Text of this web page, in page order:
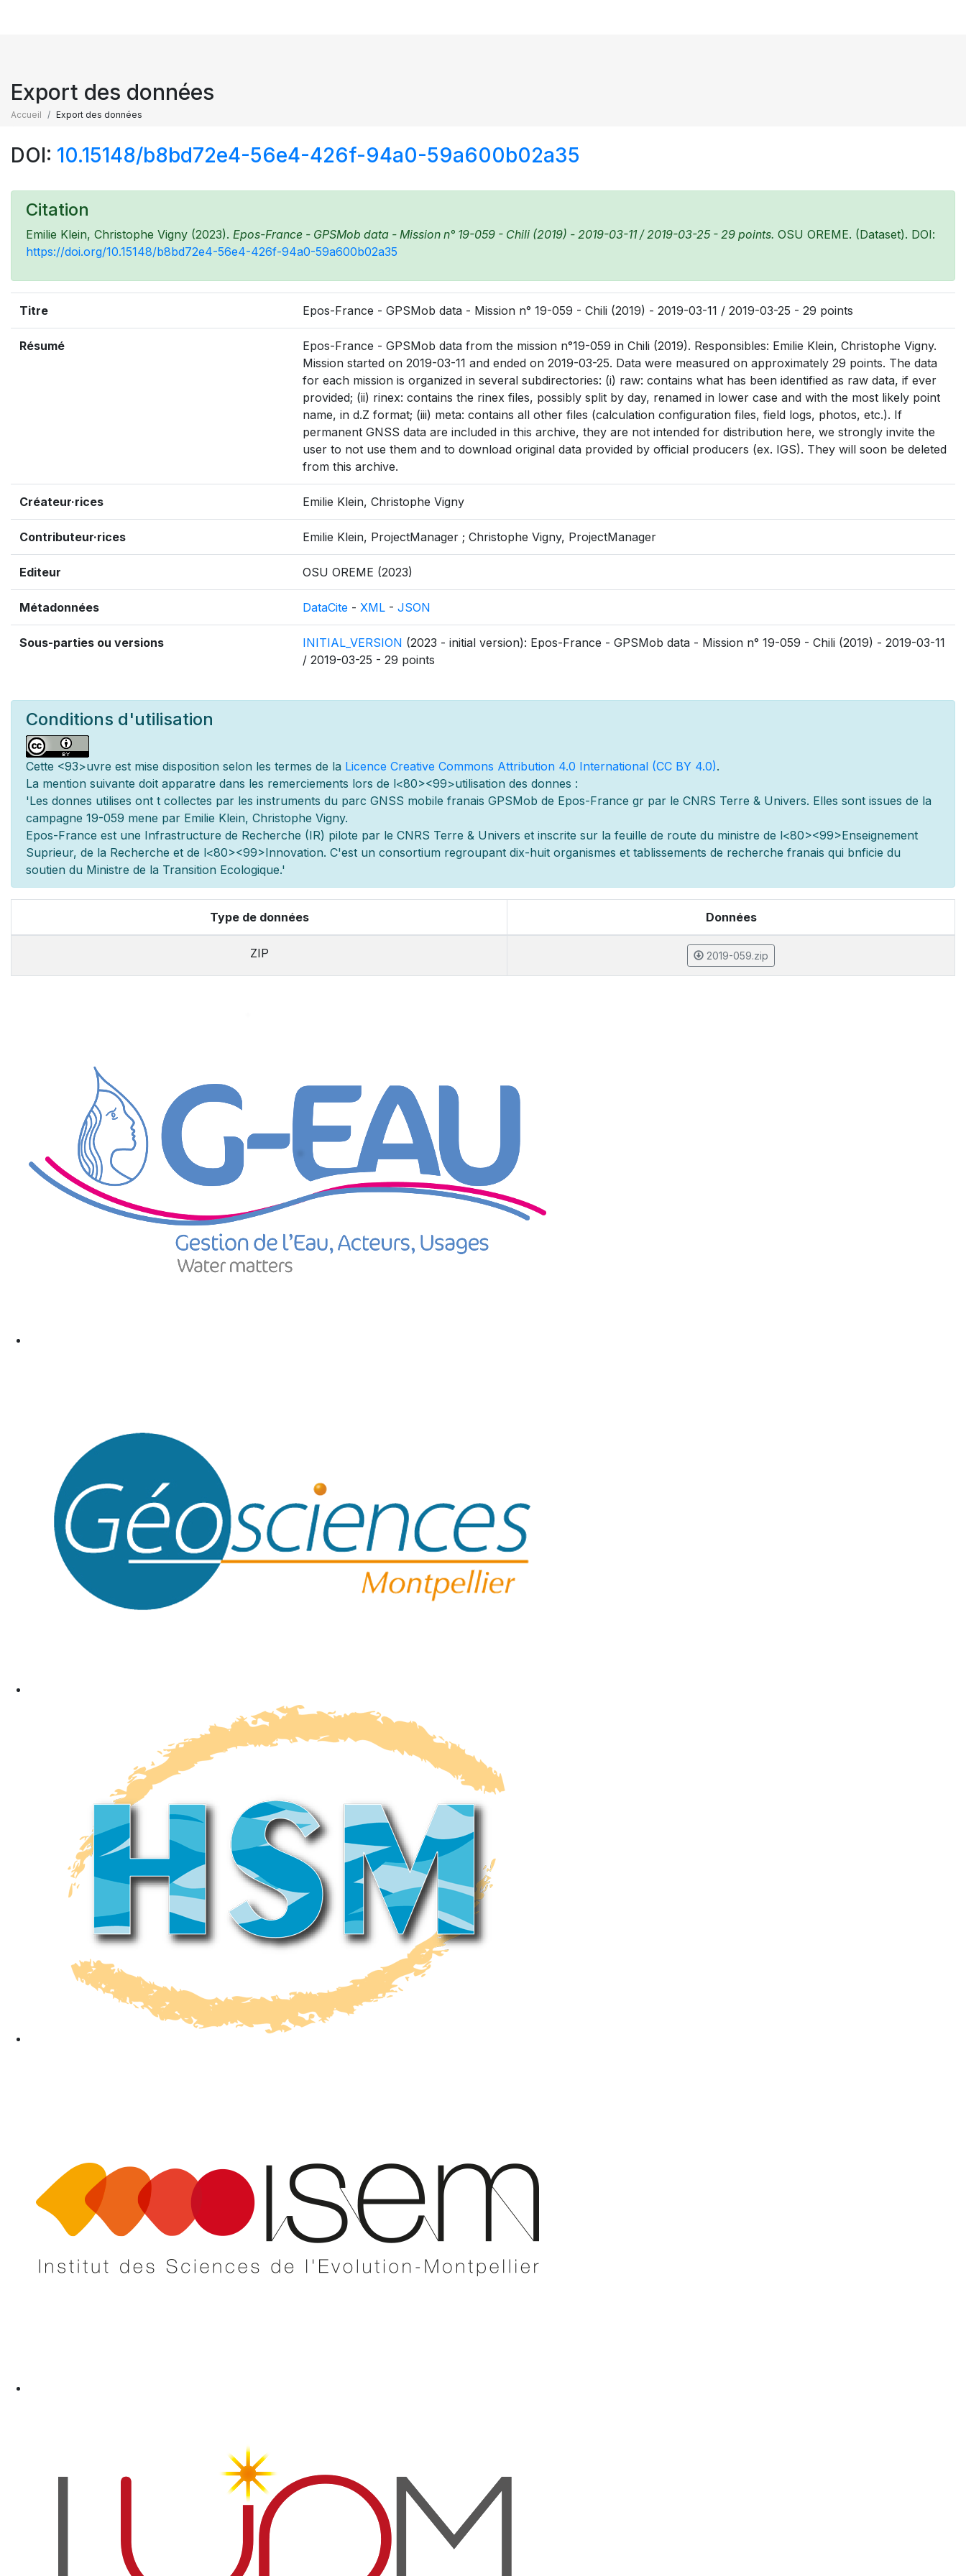
Export des données
Accueil Export des données
DOI: 10.15148/b8bd72e4-56e4-426f-94a0-59a600b02a35
Citation
Emilie Klein, Christophe Vigny (2023). Epos-France - GPSMob data - Mission n° 19-059 - Chili (2019) - 2019-03-11 / 2019-03-25 - 29 points. OSU OREME. (Dataset). DOI:
https://doi.org/10.15148/b8bd72e4-56e4-426f-94a0-59a600b02a35
Titre Epos-France - GPSMob data - Mission n° 19-059 - Chili (2019) - 2019-03-11 / 2019-03-25 - 29 points
Résumé
Epos-France - GPSMob data from the mission n°19-059 in Chili (2019). Responsibles: Emilie Klein, Christophe Vigny.
Mission started on 2019-03-11 and ended on 2019-03-25. Data were measured on approximately 29 points. The data
for each mission is organized in several subdirectories: (i) raw: contains what has been identified as raw data, if ever
provided; (ii) rinex: contains the rinex files, possibly split by day, renamed in lower case and with the most likely point
name, in d.Z format; (iii) meta: contains all other files (calculation configuration files, field logs, photos, etc.). If
permanent GNSS data are included in this archive, they are not intended for distribution here, we strongly invite the
user to not use them and to download original data provided by official producers (ex. IGS). They will soon be deleted
from this archive.
Créateur·rices Emilie Klein, Christophe Vigny
Contributeur·rices Emilie Klein, ProjectManager ; Christophe Vigny, ProjectManager
Editeur OSU OREME (2023)
Métadonnées DataCite - XML - JSON
Sous-parties ou versions INITIAL_VERSION (2023 - initial version): Epos-France - GPSMob data - Mission n° 19-059 - Chili (2019) - 2019-03-11
/ 2019-03-25 - 29 points
Conditions d'utilisation
Cette <93>uvre est mise disposition selon les termes de la Licence Creative Commons Attribution 4.0 International (CC BY 4.0).
La mention suivante doit apparatre dans les remerciements lors de l<80><99>utilisation des donnes :
'Les donnes utilises ont t collectes par les instruments du parc GNSS mobile franais GPSMob de Epos-France gr par le CNRS Terre & Univers. Elles sont issues de la
campagne 19-059 mene par Emilie Klein, Christophe Vigny.
Epos-France est une Infrastructure de Recherche (IR) pilote par le CNRS Terre & Univers et inscrite sur la feuille de route du ministre de l<80><99>Enseignement
Suprieur, de la Recherche et de l<80><99>Innovation. C'est un consortium regroupant dix-huit organismes et tablissements de recherche franais qui bnficie du
soutien du Ministre de la Transition Ecologique.'
Type de données Données
ZIP 2019-059.zip